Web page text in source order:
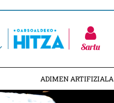
Sartu
ADIMEN ARTIFIZIALA